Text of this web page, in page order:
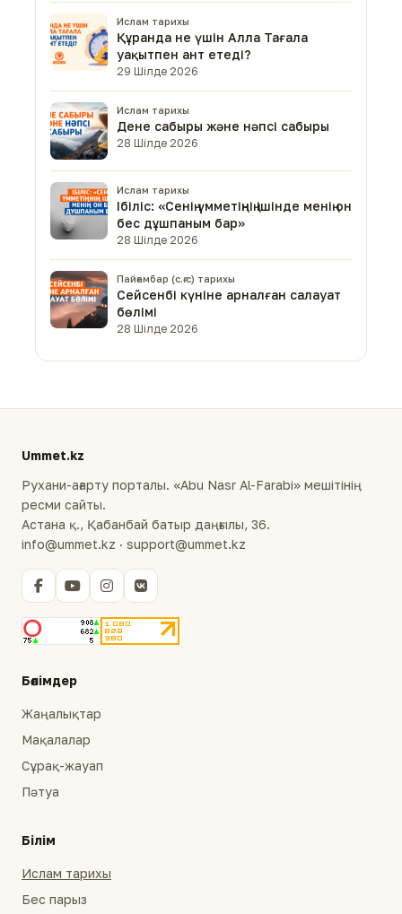
Ислам тарихы
Құранда не үшін Алла Тағала
уақытпен ант етеді?
29 Шілде 2026
Ислам тарихы
Дене сабыры және нәпсі сабыры
28 Шілде 2026
Ислам тарихы
Ібіліс: «Сенің үмметіңнің ішінде менің он
бес дұшпаным бар»
28 Шілде 2026
Пайғамбар (с.ғ.с) тарихы
Сейсенбі күніне арналған салауат
бөлімі
28 Шілде 2026
Ummet.kz
Рухани-ағарту порталы. «Abu Nasr Al-Farabi» мешітінің
ресми сайты.
Астана қ., Қабанбай батыр даңғылы, 36.
info@ummet.kz · support@ummet.kz
Бөлімдер
Жаңалықтар
Мақалалар
Сұрақ-жауап
Пәтуа
Білім
Ислам тарихы
Бес парыз